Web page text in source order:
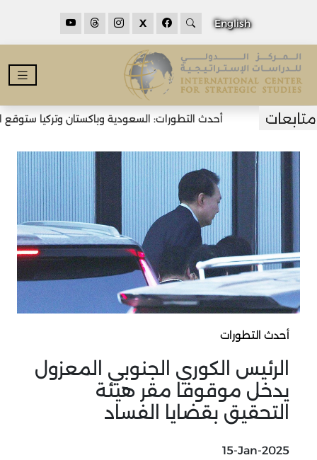
English
X
أحدث التطورات: السعودية وباكستان وتركيا ستوقع
أحدث التطورات
الرئيس الكوري الجنوبي المعزول
يدخل موقوفا مقر هيئة
التحقيق بقضايا الفساد
15-Jan-2025